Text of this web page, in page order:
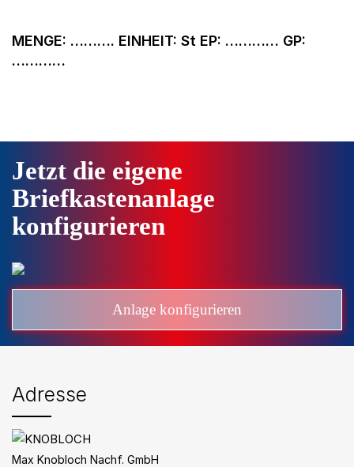
MENGE: ………. EINHEIT: St EP: ………… GP:
…………
Jetzt die eigene
Briefkastenanlage
konfigurieren
Anlage konfigurieren
Adresse
Max Knobloch Nachf. GmbH